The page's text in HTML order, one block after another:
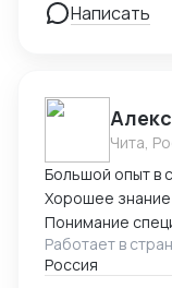
вопросам
Написать
Чита,
Большой опыт в
Хорошее знание китайского
Понимание
(Маньчжурия).
Работает в
Россия